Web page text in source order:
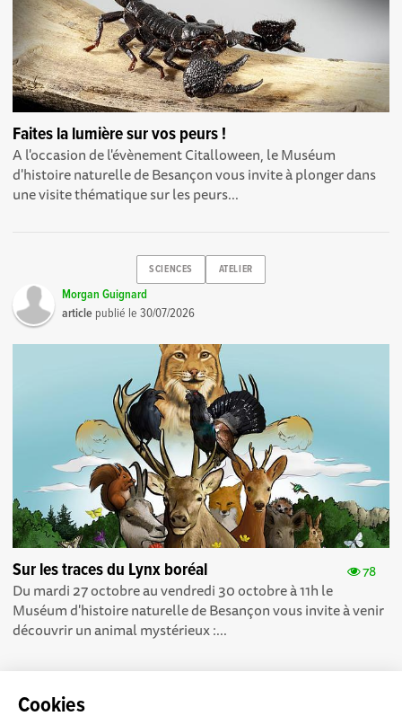
Cookies
Faites la lumière sur vos peurs !
A l'occasion de l'évènement Citalloween, le Muséum
d'histoire naturelle de Besançon vous invite à plonger dans
une visite thématique sur les peurs...
SCIENCES ATELIER
Morgan Guignard
article publié le30/07/2026
78
Sur les traces du Lynx boréal
Du mardi 27 octobre au vendredi 30 octobre à 11h le
Muséum d'histoire naturelle de Besançon vous invite à venir
découvrir un animal mystérieux :...